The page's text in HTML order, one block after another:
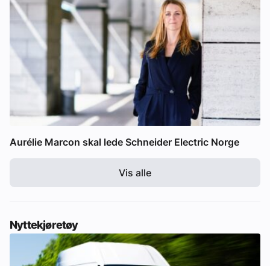
Aurélie Marcon skal lede Schneider Electric Norge
Vis alle
Nyttekjøretøy